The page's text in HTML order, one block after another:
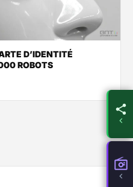
D’IDENTITÉ
ROBOTS